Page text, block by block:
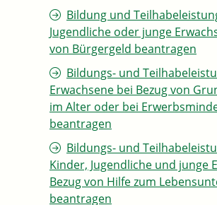
Bildung und
Jugendliche oder junge
von Bürgergeld beantragen
Bildungs- und
Erwachsene bei Bezug von
im Alter oder bei
beantragen
Bildungs- und
Kinder, Jugendliche und junge
Bezug von Hilfe zum
beantragen